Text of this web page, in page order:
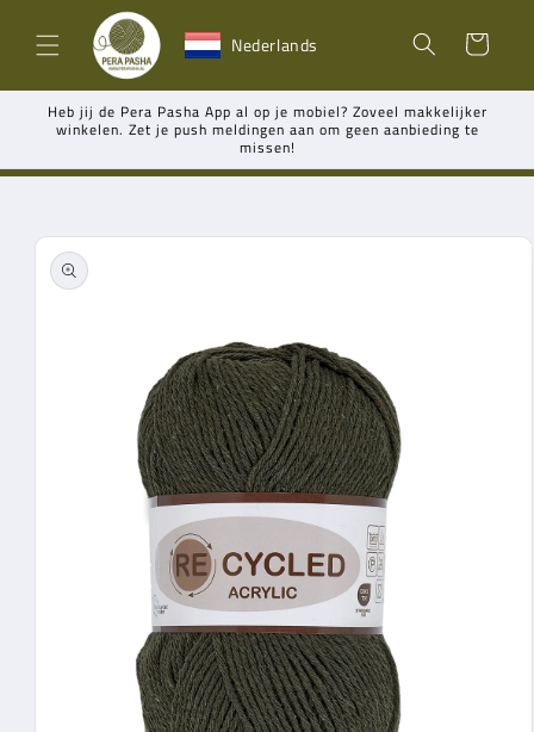
naar de
content Nederlands Winkelwagen
Heb jij de Pera Pasha App al op je mobiel? Zoveel makkelijker
winkelen. Zet je push meldingen aan om geen aanbieding te
missen!
direct naar